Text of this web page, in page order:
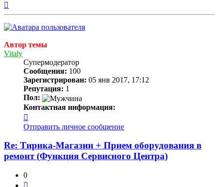
Автор темы
Vitaly
Супермодератор
Сообщения: 100
Зарегистрирован: 05 янв 2017, 17:12
Репутация: 1
Пол:
Контактная информация:
информация
пользователя
Отправить личное сообщение
Re: Тирика-Магазин + Прием оборудования в
ремонт (Функция Сервисного Центра)
0